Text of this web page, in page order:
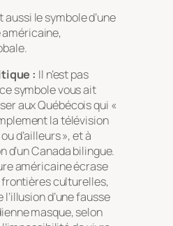
le symbole d’une
: Il n’est pas
symbole vous ait
aux Québécois qui «
la télévision
d’ailleurs », et à
d’un Canada bilingue.
américaine écrase
culturelles,
d’une fausse
masque, selon